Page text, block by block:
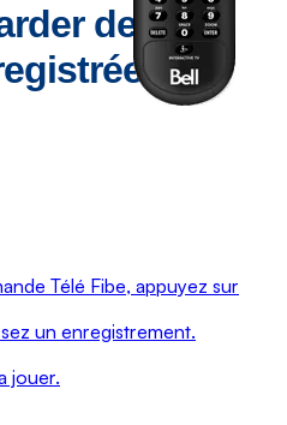
des
sur
Télé Fibe, appuyez sur
un enregistrement.
jouer.